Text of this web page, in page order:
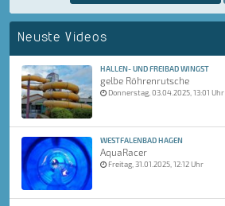
Neuste Videos
HALLEN- UND FREIBAD WINGST
gelbe Röhrenrutsche
Donnerstag, 03.04.2025, 13:01 Uhr
WESTFALENBAD HAGEN
AquaRacer
Freitag, 31.01.2025, 12:12 Uhr